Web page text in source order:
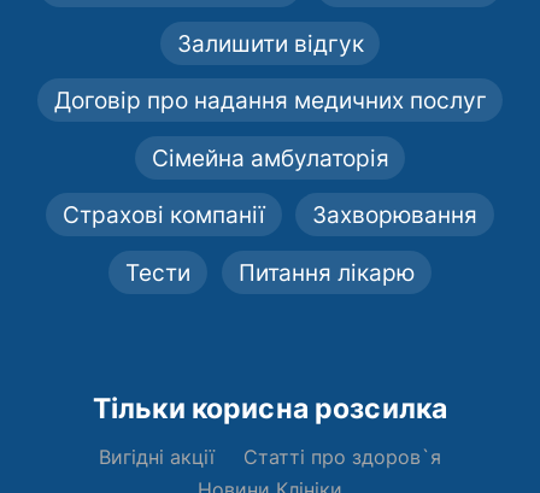
Залишити відгук
Договір про надання медичних послуг
Сімейна амбулаторія
Страхові компанії Захворювання
Тести Питання лікарю
Тільки корисна розсилка
Вигідні акції
Статті про здоров`я